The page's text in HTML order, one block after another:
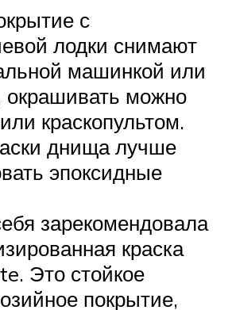
с
лодки снимают
машинкой или
окрашивать можно
краскопультом.
днища лучше
эпоксидные
зарекомендовала
краска
Это стойкое
покрытие,